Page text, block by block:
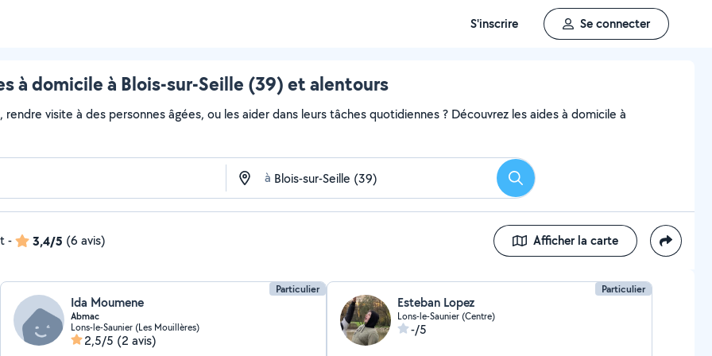
S'inscrire Se connecter
à domicile à Blois-sur-Seille (39) et alentours
visite à des personnes âgées, ou les aider dans leurs tâches quotidiennes ? Découvrez les aides à domicile à
à Rechercher
- 3,4/5 (6 avis) Afficher la carte
Particulier
Ida Moumene
Abmac
Lons-le-Saunier (Les Mouillères)
2,5/5 (2 avis)
Particulier
Esteban Lopez
Lons-le-Saunier (Centre)
-/5